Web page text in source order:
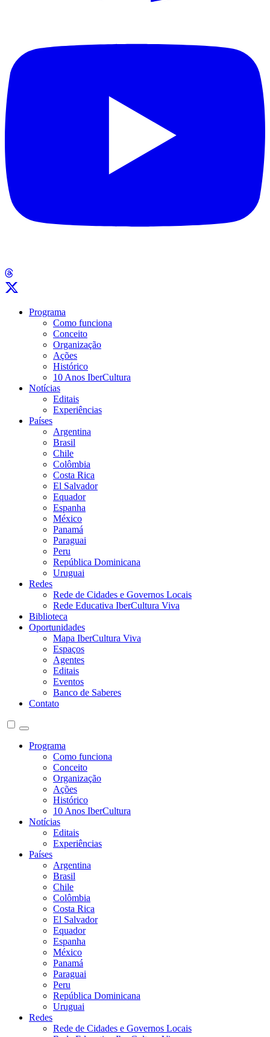
Programa
Como funciona
Conceito
Organização
Ações
Histórico
10 Anos IberCultura
Notícias
Editais
Experiências
Países
Argentina
Brasil
Chile
Colômbia
Costa Rica
El Salvador
Equador
Espanha
México
Panamá
Paraguai
Peru
República Dominicana
Uruguai
Redes
Rede de Cidades e Governos Locais
Rede Educativa IberCultura Viva
Biblioteca
Oportunidades
Mapa IberCultura Viva
Espaços
Agentes
Editais
Eventos
Banco de Saberes
Contato
Programa
Como funciona
Conceito
Organização
Ações
Histórico
10 Anos IberCultura
Notícias
Editais
Experiências
Países
Argentina
Brasil
Chile
Colômbia
Costa Rica
El Salvador
Equador
Espanha
México
Panamá
Paraguai
Peru
República Dominicana
Uruguai
Redes
Rede de Cidades e Governos Locais